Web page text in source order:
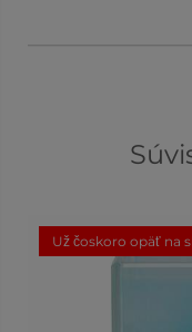
Už čoskoro opäť na